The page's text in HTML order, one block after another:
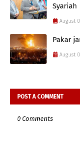
Syariah
August
Pakar
August
POST A COMMENT
0 Comments